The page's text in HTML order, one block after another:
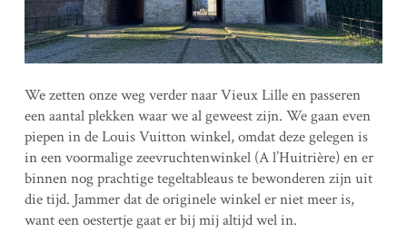
We zetten onze weg verder naar Vieux Lille en passeren
een aantal plekken waar we al geweest zijn. We gaan even
piepen in de Louis Vuitton winkel, omdat deze gelegen is
in een voormalige zeevruchtenwinkel (A l’Huitrière) en er
binnen nog prachtige tegeltableaus te bewonderen zijn uit
die tijd. Jammer dat de originele winkel er niet meer is,
want een oestertje gaat er bij mij altijd wel in.